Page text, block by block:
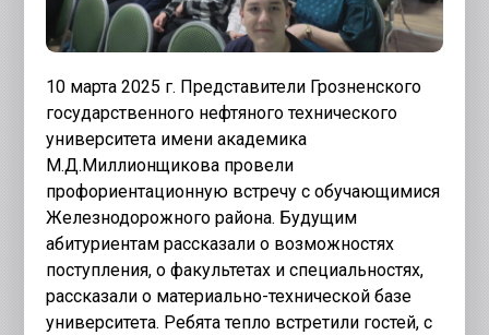
10 марта 2025 г. Представители Грозненского
государственного нефтяного технического
университета имени академика
М.Д.Миллионщикова провели
профориентационную встречу с обучающимися
Железнодорожного района. Будущим
абитуриентам рассказали о возможностях
поступления, о факультетах и специальностях,
рассказали о материально-технической базе
университета. Ребята тепло встретили гостей, с